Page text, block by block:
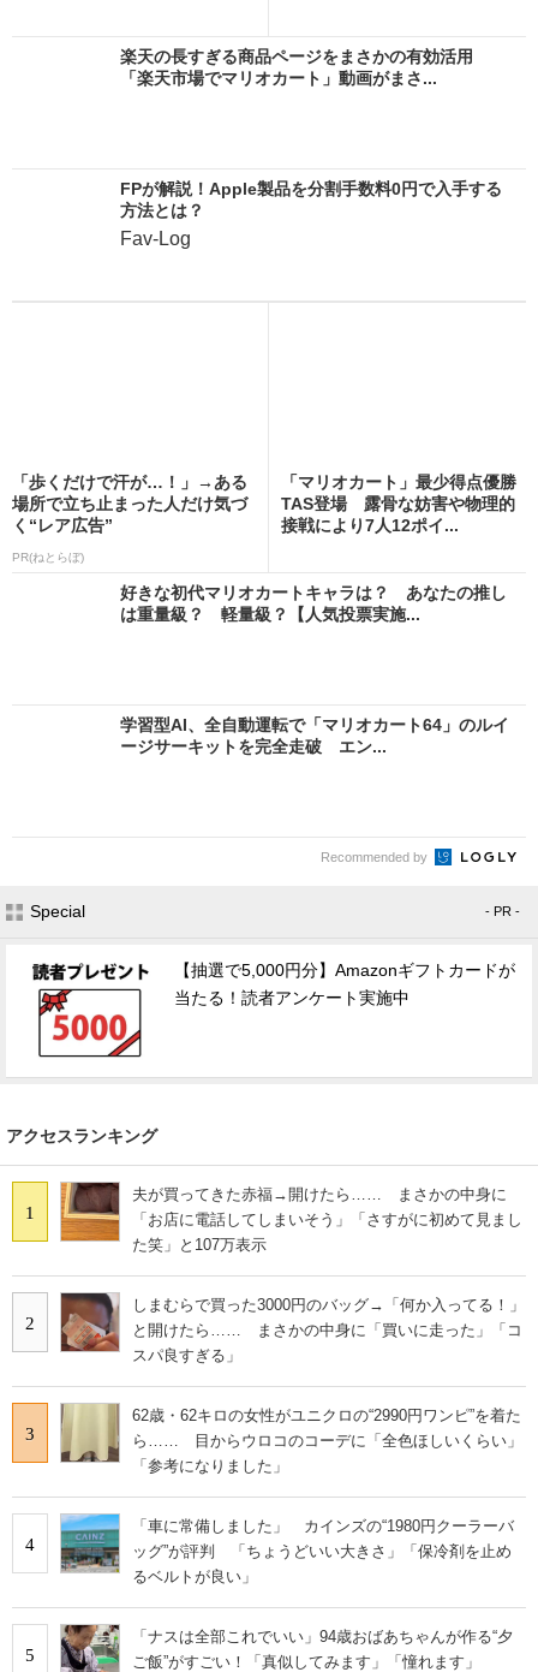
楽天の長すぎる商品ページをまさかの有効活用
「楽天市場でマリオカート」動画がまさ...
FPが解説！Apple製品を分割手数料0円で入手する
方法とは？
Fav-Log
「歩くだけで汗が…！」→ある
場所で立ち止まった人だけ気づ
く“レア広告”
PR(ねとらぼ)
「マリオカート」最少得点優勝
TAS登場 露骨な妨害や物理的
接戦により7人12ポイ...
好きな初代マリオカートキャラは？ あなたの推し
は重量級？ 軽量級？【人気投票実施...
学習型AI、全自動運転で「マリオカート64」のルイ
ージサーキットを完全走破 エン...
Recommended by
Special - PR -
【抽選で5,000円分】Amazonギフトカードが
当たる！読者アンケート実施中
アクセスランキング
1
夫が買ってきた赤福→開けたら…… まさかの中身に
「お店に電話してしまいそう」「さすがに初めて見まし
た笑」と107万表示
2
しまむらで買った3000円のバッグ→「何か入ってる！」
と開けたら…… まさかの中身に「買いに走った」「コ
スパ良すぎる」
3
62歳・62キロの女性がユニクロの“2990円ワンピ”を着た
ら…… 目からウロコのコーデに「全色ほしいくらい」
「参考になりました」
4
「車に常備しました」 カインズの“1980円クーラーバ
ッグ”が評判 「ちょうどいい大きさ」「保冷剤を止め
るベルトが良い」
5
「ナスは全部これでいい」94歳おばあちゃんが作る“夕
ご飯”がすごい！「真似してみます」「憧れます」